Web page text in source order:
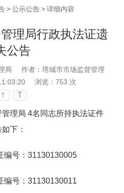
>公示公告>详细内容
理局行政执法证遗
公告
局
作者：塔城市市场监督管理
浏览： 753 次
T T
管理局4名同志所持执法证件
下：
号：31130130005
号：31130130011